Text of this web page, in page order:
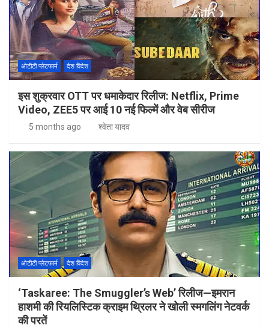
ओटीटी प्लेटफार्म देश विदेश
इस शुक्रवार OTT पर धमाकेदार रिलीज: Netflix, Prime
Video, ZEE5 पर आई 10 नई फिल्में और वेब सीरीज
5 months ago श्वेता यादव
ओटीटी प्लेटफार्म देश विदेश
‘Taskaree: The Smuggler’s Web’ रिलीज—इमरान
हाशमी की रियलिस्टिक क्राइम थ्रिलर ने खोली स्मगलिंग नेटवर्क
की परतें